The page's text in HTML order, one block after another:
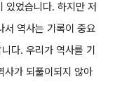
있었습니다. 하지만 저
서 역사는 기록이 중요
다. 우리가 역사를 기
사가 되풀이되지 않아